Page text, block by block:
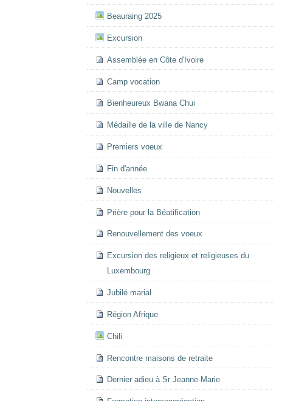
Beauraing 2025
Excursion
Assemblée en Côte d'Ivoire
Camp vocation
Bienheureux Bwana Chui
Médaille de la ville de Nancy
Premiers voeux
Fin d'année
Nouvelles
Prière pour la Béatification
Renouvellement des voeux
Excursion des religieux et religieuses du
Luxembourg
Jubilé marial
Région Afrique
Chili
Rencontre maisons de retraite
Dernier adieu à Sr Jeanne-Marie